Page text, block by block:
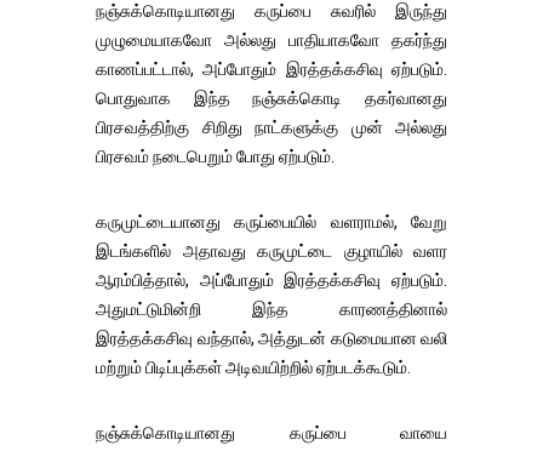
நஞ்சுக்கொடியானது கருப்பை சுவரில் இருந்து
முழுமையாகவோ அல்லது பாதியாகவோ தகர்ந்து
காணப்பட்டால், அப்போதும் இரத்தக்கசிவு ஏற்படும்.
பொதுவாக இந்த நஞ்சுக்கொடி தகர்வானது
பிரசவத்திற்கு சிறிது நாட்களுக்கு முன் அல்லது
பிரசவம் நடைபெறும் போது ஏற்படும்.
கருமுட்டையானது கருப்பையில் வளராமல், வேறு
இடங்களில் அதாவது கருமுட்டை குழாயில் வளர
ஆரம்பித்தால், அப்போதும் இரத்தக்கசிவு ஏற்படும்.
அதுமட்டுமின்றி இந்த காரணத்தினால்
இரத்தக்கசிவு வந்தால், அத்துடன் கடுமையான வலி
மற்றும் பிடிப்புக்கள் அடிவயிற்றில் ஏற்படக்கூடும்.
நஞ்சுக்கொடியானது கருப்பை வாயை